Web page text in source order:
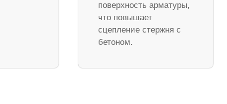
поверхность арматуры,
что повышает
сцепление стержня с
бетоном.